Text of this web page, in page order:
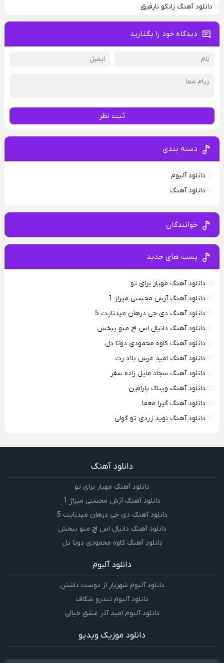
دانلود آهنگ زانکو نارفیق
دیدگاه خود را بگذارید
ثبت نظر
دسته بندی
دانلود آلبوم
دانلود آهنگ
خوانندگان
پست های جدید
دانلود آهنگ مهیار برای تو
دانلود آهنگ آرش محسنی میراژ 1
دانلود آهنگ دی جی درهان میدنایت 5
دانلود آهنگ دانیال اس اچ منو ببخش
دانلود آهنگ کاوه محمودی دوتا دل
دانلود آهنگ امید عرش بلاد رت
دانلود آهنگ سجاد مایل زاده سفر
دانلود آهنگ ویناک پارافین
دانلود آهنگ گیرا معما
دانلود آهنگ نوید زردی تو گولی
دانلود آهنگ
دانلود آهنگ مهیار برای تو
دانلود آهنگ آرش محسنی میراژ 1
دانلود آهنگ دی جی درهان میدنایت 5
دانلود آهنگ دانیال اس اچ منو ببخش
دانلود آهنگ کاوه محمودی دوتا دل
دانلود آلبوم
دانلود آلبوم شهریار از دوست داشتن
دانلود آلبوم تندرو شکاف
دانلود آلبوم امید آذر عشق خیالی
دانلود موزیک ویدیو